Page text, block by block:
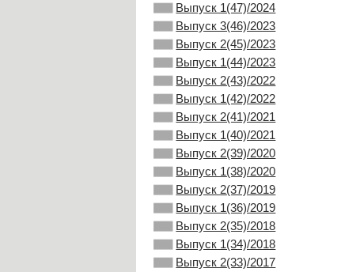
Выпуск 1(47)/2024
Выпуск 3(46)/2023
Выпуск 2(45)/2023
Выпуск 1(44)/2023
Выпуск 2(43)/2022
Выпуск 1(42)/2022
Выпуск 2(41)/2021
Выпуск 1(40)/2021
Выпуск 2(39)/2020
Выпуск 1(38)/2020
Выпуск 2(37)/2019
Выпуск 1(36)/2019
Выпуск 2(35)/2018
Выпуск 1(34)/2018
Выпуск 2(33)/2017